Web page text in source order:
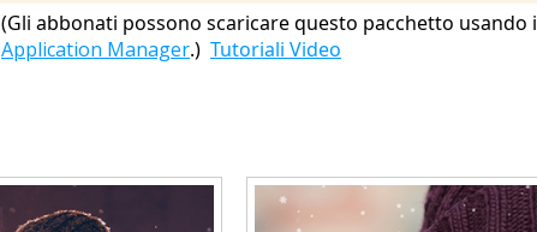
(Gli abbonati possono scaricare questo pacchetto usando
Application Manager.) Tutoriali Video